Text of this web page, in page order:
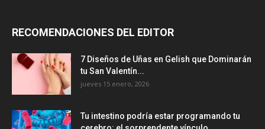
RECOMENDACIONES DEL EDITOR
7 Diseños de Uñas en Gelish que Dominarán
tu San Valentín...
jueves 15 enero, 2026
Tu intestino podría estar programando tu